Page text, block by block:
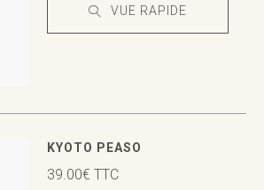
VUE RAPIDE
KYOTO PEASO
39.00€ TTC